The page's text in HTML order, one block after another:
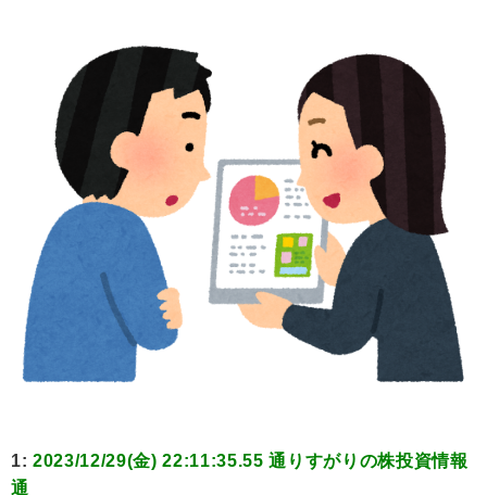
1: 2023/12/29(金) 22:11:35.55 通りすがりの株投資情報
通